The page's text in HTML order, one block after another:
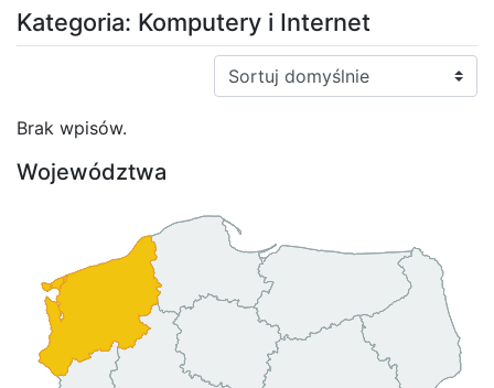
Kategoria: Komputery i Internet
Sortuj:
Brak wpisów.
Województwa